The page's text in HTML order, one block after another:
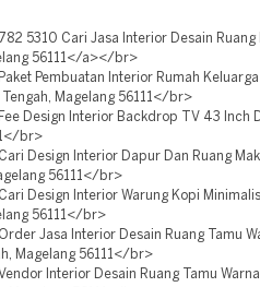
5310 Cari Jasa Interior Desain Ruang
56111</a></br>
Pembuatan Interior Rumah
Magelang 56111</br>
Design Interior Backdrop TV 43 Inch
br>
Design Interior Dapur Dan Ruang
56111</br>
Design Interior Warung Kopi
56111</br>
Jasa Interior Desain Ruang Tamu
Magelang 56111</br>
Interior Desain Ruang Tamu